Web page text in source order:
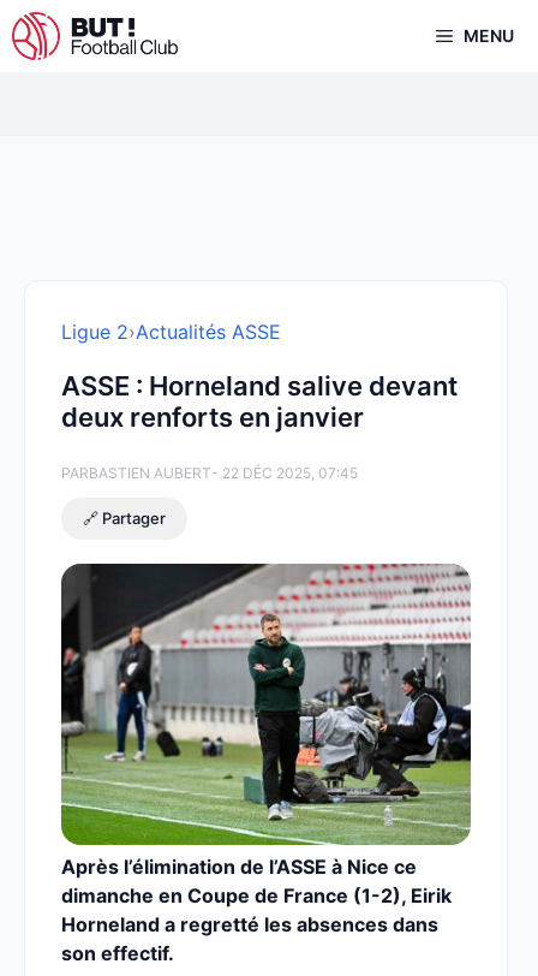
Aller
au
MENU
Ligue 2›Actualités ASSE
ASSE : Horneland salive devant
deux renforts en janvier
PARBASTIEN AUBERT- 22 DÉC 2025, 07:45
🔗 Partager
Après l’élimination de l’ASSE à Nice ce
dimanche en Coupe de France (1-2), Eirik
Horneland a regretté les absences dans
son effectif.